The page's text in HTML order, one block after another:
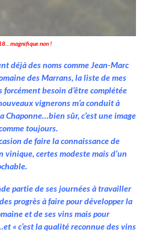
non !
déjà des noms comme Jean-Marc
des Marrans, la liste de mes
forcément besoin d’être complétée
vignerons m’a conduit à
Chaponne…bien sûr, c’est une image
toujours.
de faire la connaissance de
certes modeste mais d’un
partie de ses journées à travailler
progrès à faire pour développer la
et de ses vins mais pour
« c’est la qualité reconnue des vins